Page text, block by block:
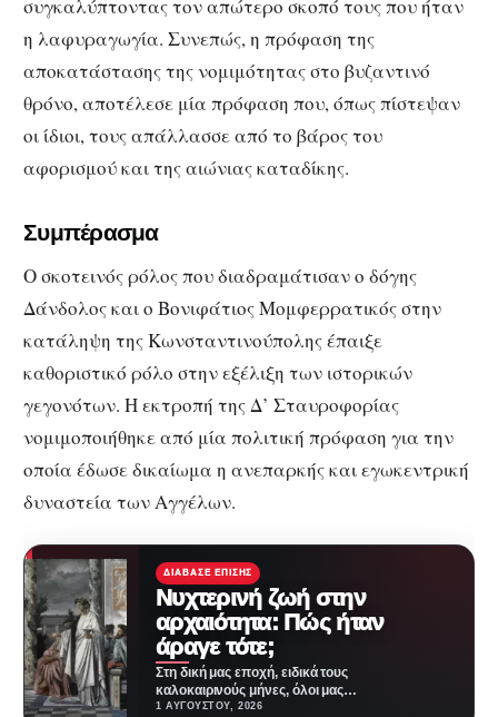
συγκαλύπτοντας τον απώτερο σκοπό τους που ήταν
η λαφυραγωγία. Συνεπώς, η πρόφαση της
αποκατάστασης της νομιμότητας στο βυζαντινό
θρόνο, αποτέλεσε μία πρόφαση που, όπως πίστεψαν
οι ίδιοι, τους απάλλασσε από το βάρος του
αφορισμού και της αιώνιας καταδίκης.
Συμπέρασμα
Ο σκοτεινός ρόλος που διαδραμάτισαν ο δόγης
Δάνδολος και ο Βονιφάτιος Μομφερρατικός στην
κατάληψη της Κωνσταντινούπολης έπαιξε
καθοριστικό ρόλο στην εξέλιξη των ιστορικών
γεγονότων. Η εκτροπή της Δ’ Σταυροφορίας
νομιμοποιήθηκε από μία πολιτική πρόφαση για την
οποία έδωσε δικαίωμα η ανεπαρκής και εγωκεντρική
δυναστεία των Αγγέλων.
ΔΙΆΒΑΣΕ ΕΠΊΣΗΣ
Νυχτερινή ζωή στην
αρχαιότητα: Πώς ήταν
άραγε τότε;
Στη δική μας εποχή, ειδικά τους
καλοκαιρινούς μήνες, όλοι μας
λίγο-πολύ βρίσκουμε ευκαιρίες
1 ΑΥΓΟΎΣΤΟΥ, 2026